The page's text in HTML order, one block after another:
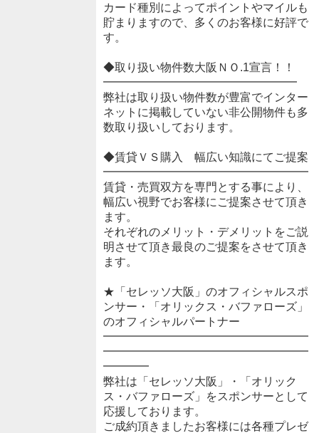
カード種別によってポイントやマイルも
貯まりますので、多くのお客様に好評で
す。
◆取り扱い物件数大阪ＮＯ.1宣言！！
━━━━━━━━━━━━━━━━━
弊社は取り扱い物件数が豊富でインター
ネットに掲載していない非公開物件も多
数取り扱いしております。
◆賃貸ＶＳ購入 幅広い知識にてご提案
━━━━━━━━━━━━━━━━━━
賃貸・売買双方を専門とする事により、
幅広い視野でお客様にご提案させて頂き
ます。
それぞれのメリット・デメリットをご説
明させて頂き最良のご提案をさせて頂き
ます。
★「セレッソ大阪」のオフィシャルスポ
ンサー・「オリックス・バファローズ」
のオフィシャルパートナー
━━━━━━━━━━━━━━━━━━
━━━━━━━━━━━━━━━━━━
━━━━
弊社は「セレッソ大阪」・「オリック
ス・バファローズ」をスポンサーとして
応援しております。
ご成約頂きましたお客様には各種プレゼ